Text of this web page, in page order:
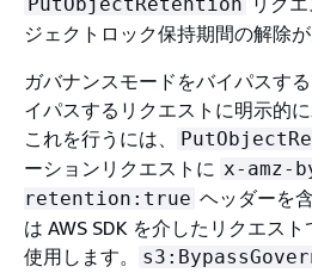
ジェクトロック保持期間の解除が
ガバナンスモードをバイパスす
イパスするリクエストに明示的
これを行うには、
ーションリクエストに x-amz-
retention:true ヘッダーを
は AWS SDK を介したリクエス
使用します。